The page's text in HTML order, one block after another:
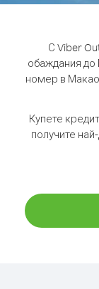
С Viber
обаждания до
номер в
Купете
получите